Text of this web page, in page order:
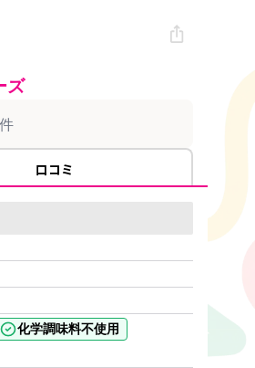
ズ
件
口コミ
化学調味料不使用